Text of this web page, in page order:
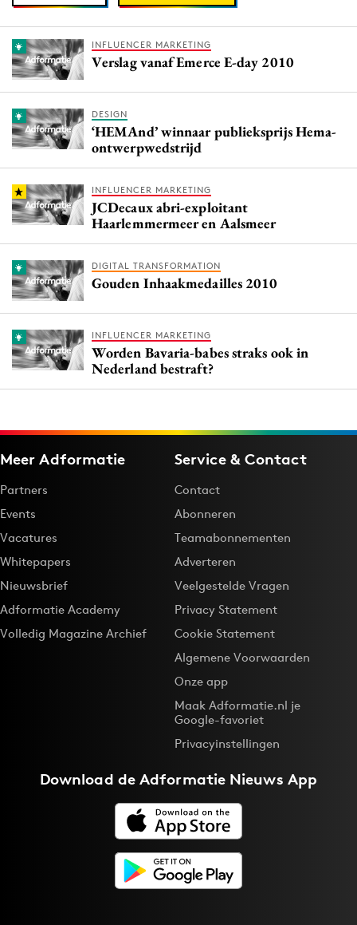
INFLUENCER MARKETING
Verslag vanaf Emerce E-day 2010
DESIGN
‘HEMAnd’ winnaar publieksprijs Hema-
ontwerpwedstrijd
INFLUENCER MARKETING
JCDecaux abri-exploitant
Haarlemmermeer en Aalsmeer
DIGITAL TRANSFORMATION
Gouden Inhaakmedailles 2010
INFLUENCER MARKETING
Worden Bavaria-babes straks ook in
Nederland bestraft?
Meer Adformatie
Partners
Events
Vacatures
Whitepapers
Nieuwsbrief
Adformatie Academy
Volledig Magazine Archief
Service & Contact
Contact
Abonneren
Teamabonnementen
Adverteren
Veelgestelde Vragen
Privacy Statement
Cookie Statement
Algemene Voorwaarden
Onze app
Maak Adformatie.nl je
Google-favoriet
Privacyinstellingen
Download deAdformatie Nieuws App